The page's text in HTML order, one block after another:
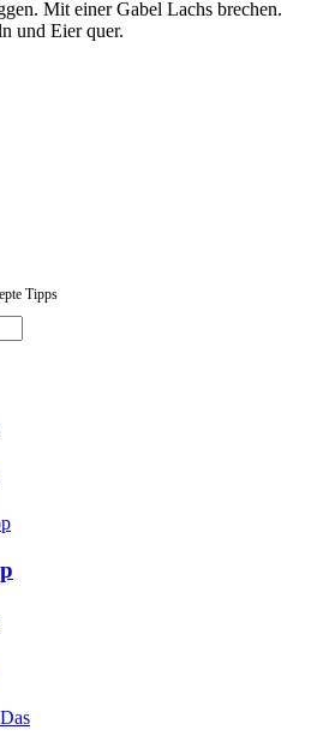
Mit einer Gabel Lachs brechen.
und Eier quer.
Tipps